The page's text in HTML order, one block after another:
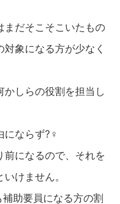
まだそこそこいたもの
象になる方が少なく
しらの役割を担当し
にならず?‍♀️
前になるので、それを
けません。
助要員になる方の割